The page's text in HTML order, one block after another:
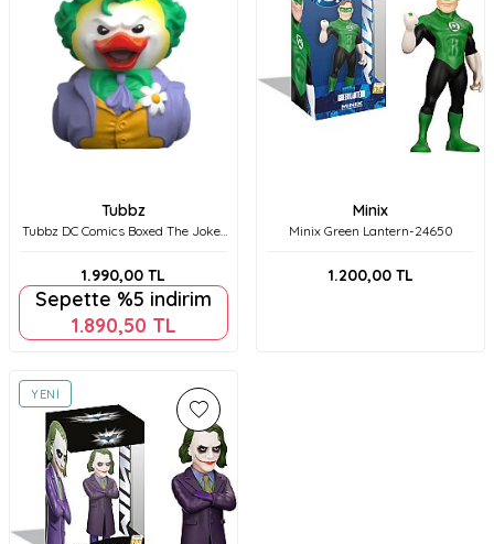
Tubbz
Tubbz DC Comics Boxed The Joker
1.990,00 TL
Sepette %5 indirim
1.890,50 TL
Minix
Minix Green Lantern-24650
1.200,00TL
YENI